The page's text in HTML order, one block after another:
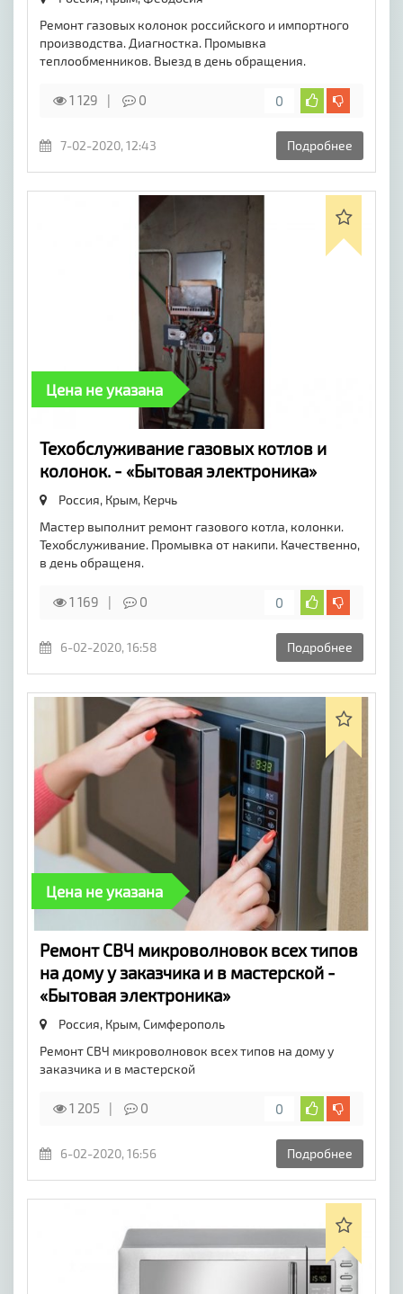
Ремонт газовых колонок российского и импортного
производства. Диагностка. Промывка
теплообменников. Выезд в день обращения.
1 129 0 0
7-02-2020, 12:43 Подробнее
Цена не указана
Техобслуживание газовых котлов и
колонок. - «Бытовая электроника»
Россия, Крым, Керчь
Мастер выполнит ремонт газового котла, колонки.
Техобслуживание. Промывка от накипи. Качественно,
в день обращеня.
1 169 0 0
6-02-2020, 16:58 Подробнее
Цена не указана
Ремонт СВЧ микроволновок всех типов
на дому у заказчика и в мастерской -
«Бытовая электроника»
Россия, Крым,Симферополь
Ремонт СВЧ микроволновок всех типов на дому у
заказчика и в мастерской
1 205 0 0
6-02-2020, 16:56 Подробнее